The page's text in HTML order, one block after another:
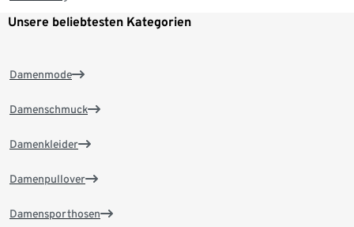
Unsere beliebtesten Kategorien
Damenmode
Damenschmuck
Damenkleider
Damenpullover
Damensporthosen